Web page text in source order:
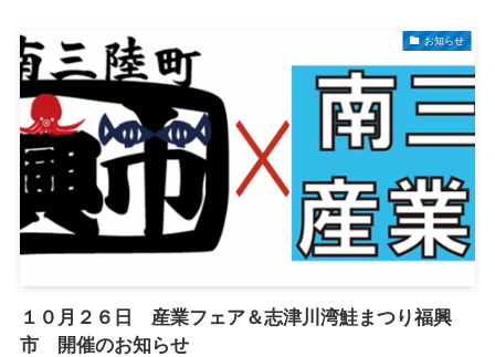
お知らせ
１０月２６日 産業フェア＆志津川湾鮭まつり福興
市 開催のお知らせ